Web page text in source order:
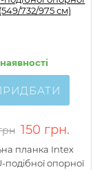
150 грн.
планка Intex
подібної опорної